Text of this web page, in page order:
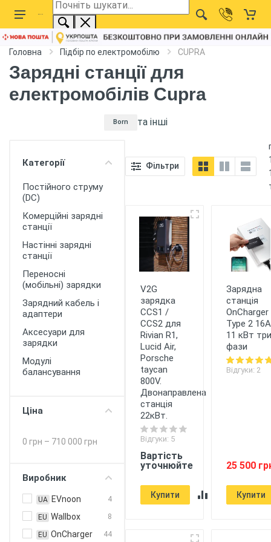
Головна Підбір по електромобілю CUPRA
Зарядні станції для
електромобілів Cupra
Born
та інші
Категорії
Постійного струму
(DC)
Комерційні зарядні
станції
Настінні зарядні
станції
Переносні
(мобільні) зарядки
Зарядний кабель і
адаптери
Аксесуари для
зарядки
Модулі
балансування
Ціна
0 грн – 710 000 грн
Виробник
UA EVnoon 4
EU Wallbox 8
EU OnCharger 44
Фільтри
V2G
зарядка
CCS1 /
CCS2 для
Rivian R1,
Lucid Air,
Porsche
taycan
800V.
Двонаправлена
станція
22кВт.
Відгуки: 5
Вартість
уточнюйте
Купити
Зарядна
станція
OnCharger
Type 2 16A
11 кВт три
фази
Відгуки: 2
25 500
Купити